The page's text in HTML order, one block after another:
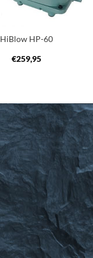
HiBlow HP-60
€259,95